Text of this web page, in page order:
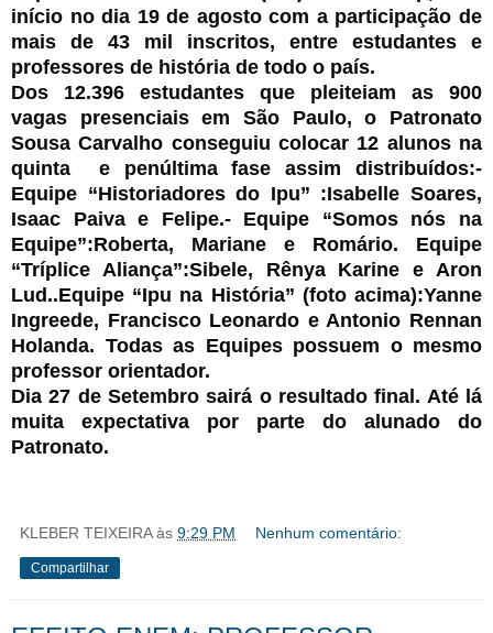
início no dia 19 de agosto com a participação de
mais de 43 mil inscritos, entre estudantes e
professores de história de todo o país.
Dos 12.396 estudantes que pleiteiam as 900
vagas presenciais em São Paulo, o Patronato
Sousa Carvalho conseguiu colocar 12 alunos na
quinta e penúltima fase assim distribuídos:-
Equipe “Historiadores do Ipu” :Isabelle Soares,
Isaac Paiva e Felipe.- Equipe “Somos nós na
Equipe”:Roberta, Mariane e Romário. Equipe
“Tríplice Aliança”:Sibele, Rênya Karine e Aron
Lud..Equipe “Ipu na História” (foto acima):Yanne
Ingreede, Francisco Leonardo e Antonio Rennan
Holanda. Todas as Equipes possuem o mesmo
professor orientador.
Dia 27 de Setembro sairá o resultado final. Até lá
muita expectativa por parte do alunado do
Patronato.
KLEBER TEIXEIRA às 9:29 PM Nenhum comentário:
Compartilhar